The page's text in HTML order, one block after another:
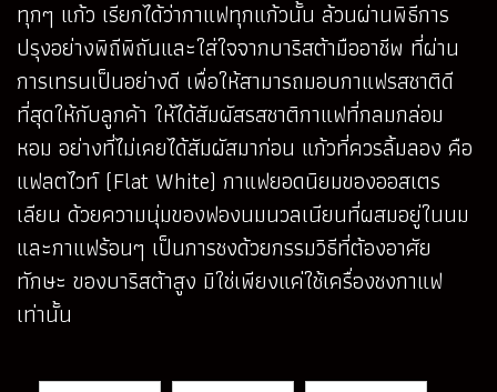
ทุกๆ แก้ว เรียกได้ว่ากาแฟทุกแก้วนั้น ล้วนผ่านพิธีการ
ปรุงอย่างพิถีพิถันและใส่ใจจากบาริสต้ามืออาชีพ ที่ผ่าน
การเทรนเป็นอย่างดี เพื่อให้สามารถมอบกาแฟรสชาติดี
ที่สุดให้กับลูกค้า ให้ได้สัมผัสรสชาติกาแฟที่กลมกล่อม
หอม อย่างที่ไม่เคยได้สัมผัสมาก่อน แก้วที่ควรลิ้มลอง คือ
แฟลตไวท์ (Flat White) กาแฟยอดนิยมของออสเตร
เลียน ด้วยความนุ่มของฟองนมนวลเนียนที่ผสมอยู่ในนม
และกาแฟร้อนๆ เป็นการชงด้วยกรรมวิธีที่ต้องอาศัย
ทักษะ ของบาริสต้าสูง มิใช่เพียงแค่ใช้เครื่องชงกาแฟ
เท่านั้น